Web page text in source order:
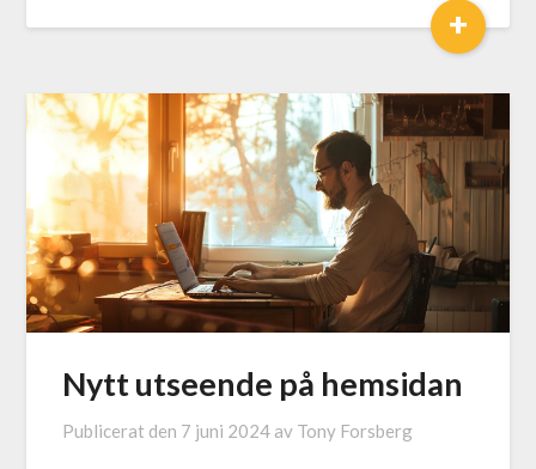
+
Nytt utseende på hemsidan
Publicerat den 7 juni 2024 av Tony Forsberg